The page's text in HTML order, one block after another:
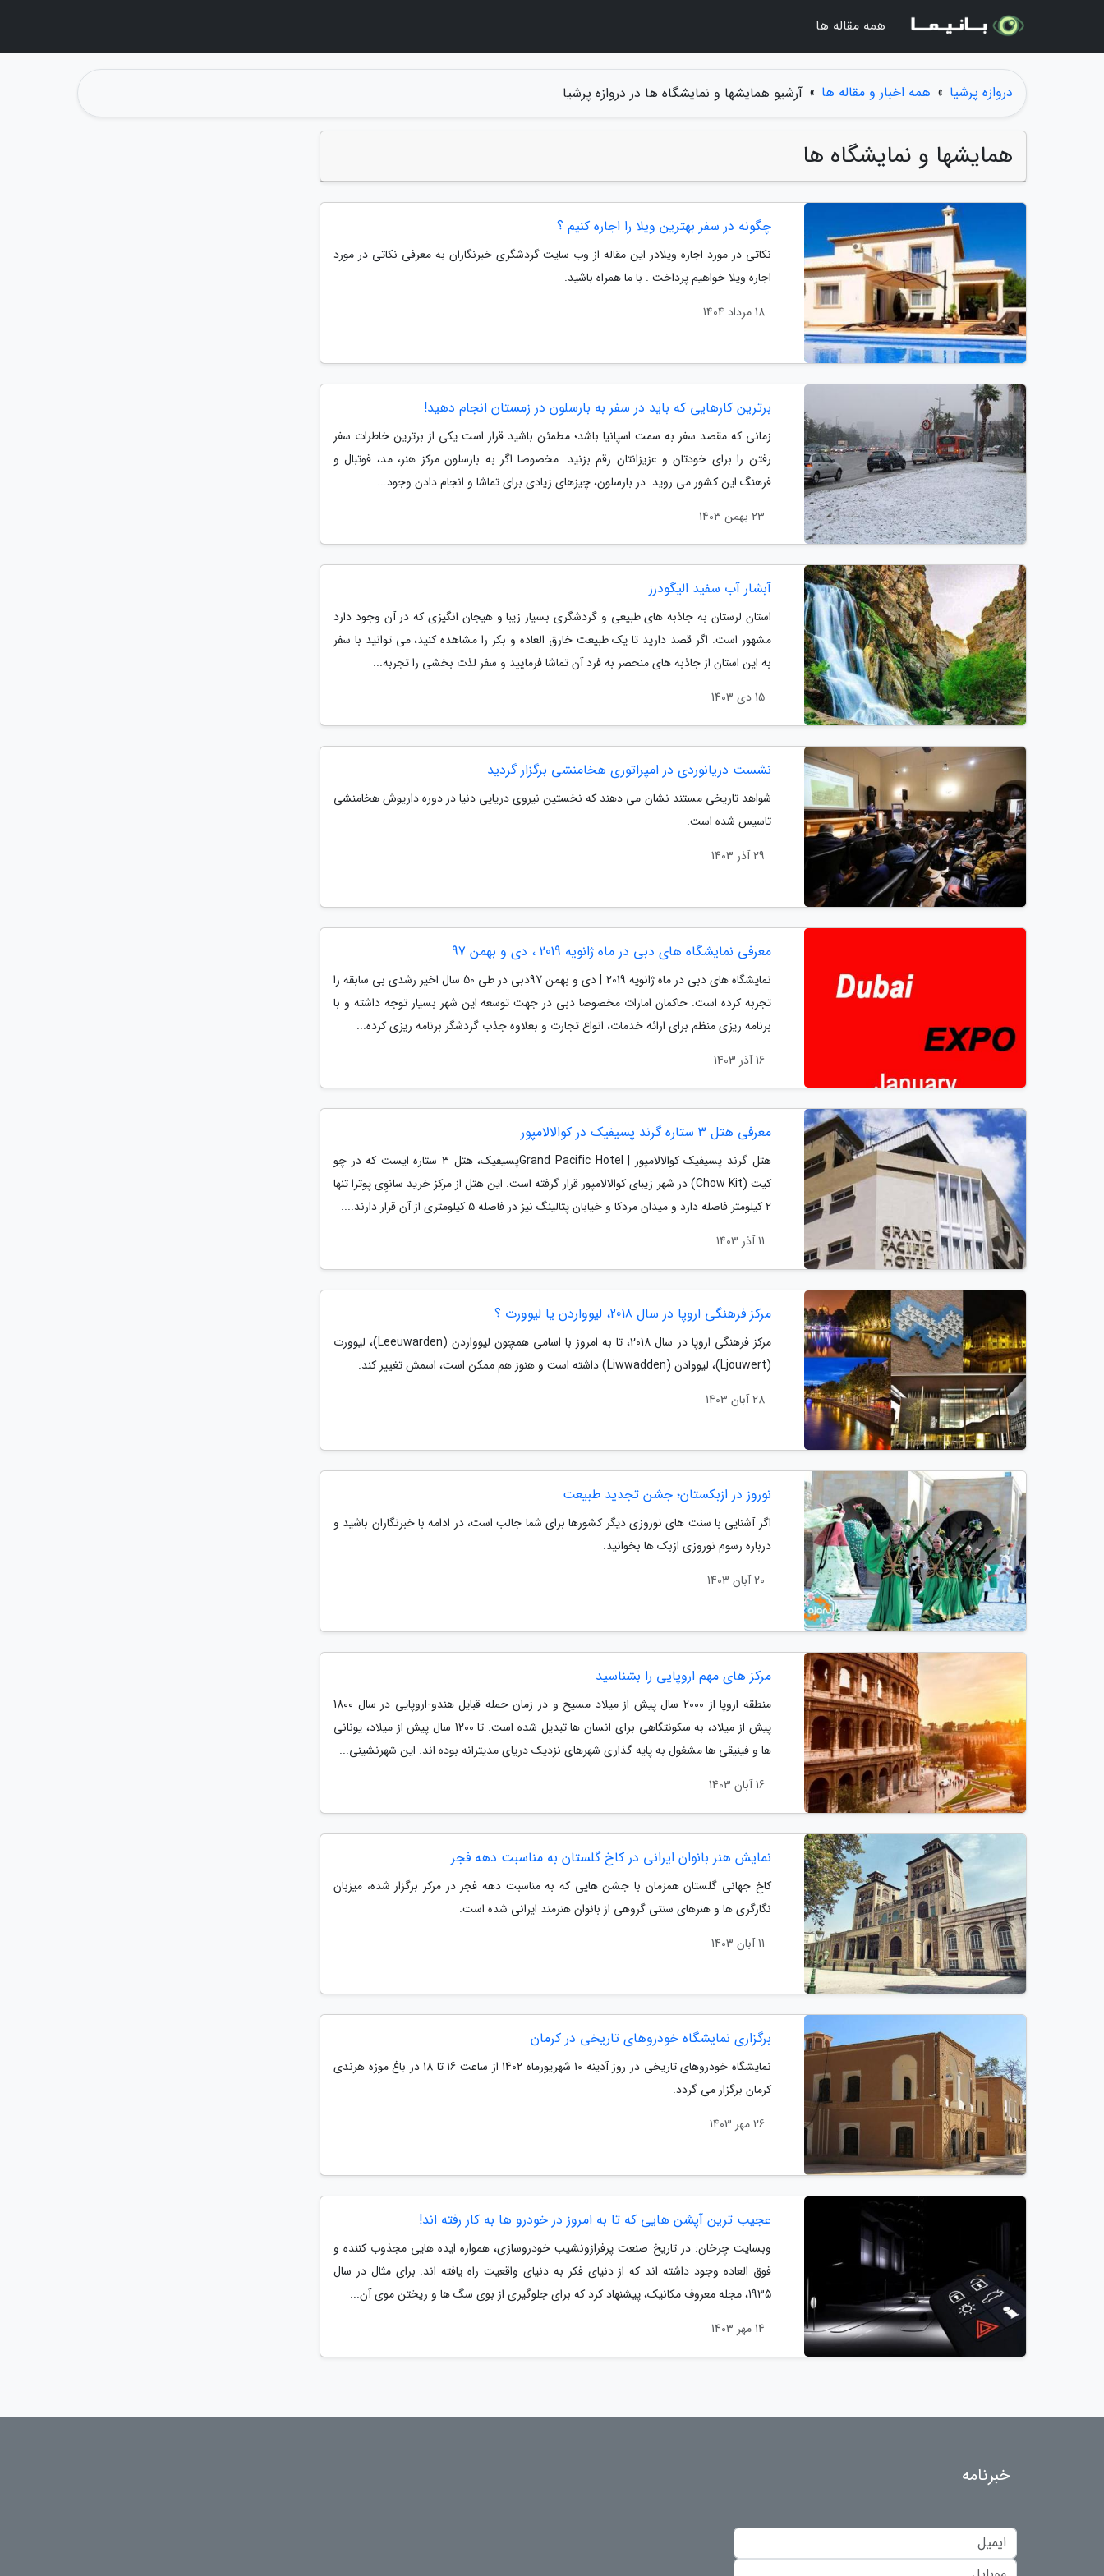
دروازه پرشیا » همه اخبار و مقاله ها » آرشیو همایشها و نمایشگاه ها در دروازه پرشیا
همایشها و نمایشگاه ها
چگونه در سفر بهترین ویلا را اجاره کنیم ؟
نکاتی در مورد اجاره ویلادر این مقاله از وب سایت گردشگری خبرنگاران به معرفی نکاتی در مورد
اجاره ویلا خواهیم پرداخت . با ما همراه باشید.
18 مرداد 1404
برترین کارهایی که باید در سفر به بارسلون در زمستان انجام دهید!
زمانی که مقصد سفر به سمت اسپانیا باشد؛ مطمئن باشید قرار است یکی از برترین خاطرات سفر
رفتن را برای خودتان و عزیزانتان رقم بزنید. مخصوصا اگر به بارسلون مرکز هنر، مد، فوتبال و
فرهنگ این کشور می روید. در بارسلون، چیزهای زیادی برای تماشا و انجام دادن وجود...
23 بهمن 1403
آبشار آب سفید الیگودرز
استان لرستان به جاذبه های طبیعی و گردشگری بسیار زیبا و هیجان انگیزی که در آن وجود دارد
مشهور است. اگر قصد دارید تا یک طبیعت خارق العاده و بکر را مشاهده کنید، می توانید با سفر
به این استان از جاذبه های منحصر به فرد آن تماشا فرمایید و سفر لذت بخشی را تجربه...
15 دی 1403
نشست دریانوردی در امپراتوری هخامنشی برگزار گردید
شواهد تاریخی مستند نشان می دهند که نخستین نیروی دریایی دنیا در دوره داریوش هخامنشی
تاسیس شده است.
29 آذر 1403
معرفی نمایشگاه های دبی در ماه ژانویه 2019 ، دی و بهمن 97
نمایشگاه های دبی در ماه ژانویه 2019 | دی و بهمن 97دبی در طی 50 سال اخیر رشدی بی سابقه را
تجربه کرده است. حاکمان امارات مخصوصا دبی در جهت توسعه این شهر بسیار توجه داشته و با
برنامه ریزی منظم برای ارائه خدمات، انواع تجارت و بعلاوه جذب گردشگر برنامه ریزی کرده...
16 آذر 1403
معرفی هتل 3 ستاره گرند پسیفیک در کوالالامپور
هتل گرند پسیفیک کوالالامپور | Grand Pacific Hotelپسیفیک، هتل 3 ستاره ایست که در چو
کیت (Chow Kit) در شهر زیبای کوالالامپور قرار گرفته است. این هتل از مرکز خرید سانوِی پوترا تنها
2 کیلومتر فاصله دارد و میدان مردکا و خیابان پتالینگ نیز در فاصله 5 کیلومتری از آن قرار دارند....
11 آذر 1403
مرکز فرهنگی اروپا در سال 2018، لیوواردن یا لیوورت ؟
مرکز فرهنگی اروپا در سال 2018، تا به امروز با اسامی همچون لیوواردن (Leeuwarden)، لیوورت
(Ljouwert)، لیووادن (Liwwadden) داشته است و هنوز هم ممکن است، اسمش تغییر کند.
28 آبان 1403
نوروز در ازبکستان؛ جشن تجدید طبیعت
اگر آشنایی با سنت های نوروزی دیگر کشورها برای شما جالب است، در ادامه با خبرنگاران باشید و
درباره رسوم نوروزی ازبک ها بخوانید.
20 آبان 1403
مرکز های مهم اروپایی را بشناسید
منطقه اروپا از 2000 سال پیش از میلاد مسیح و در زمان حمله قبایل هندو-اروپایی در سال 1800
پیش از میلاد، به سکونتگاهی برای انسان ها تبدیل شده است. تا 1200 سال پیش از میلاد، یونانی
ها و فینیقی ها مشغول به پایه گذاری شهرهای نزدیک دریای مدیترانه بوده اند. این شهرنشینی...
16 آبان 1403
نمایش هنر بانوان ایرانی در کاخ گلستان به مناسبت دهه فجر
کاخ جهانی گلستان همزمان با جشن هایی که به مناسبت دهه فجر در مرکز برگزار شده، میزبان
نگارگری ها و هنرهای سنتی گروهی از بانوان هنرمند ایرانی شده است.
11 آبان 1403
برگزاری نمایشگاه خودروهای تاریخی در کرمان
نمایشگاه خودروهای تاریخی در روز آدینه 10 شهریورماه 1402 از ساعت 16 تا 18 در باغ موزه هرندی
کرمان برگزار می گردد.
26 مهر 1403
عجیب ترین آپشن هایی که تا به امروز در خودرو ها به کار رفته اند!
وبسایت چرخان: در تاریخ صنعت پرفرازونشیب خودروسازی، همواره ایده هایی مجذوب کننده و
فوق العاده وجود داشته اند که از دنیای فکر به دنیای واقعیت راه یافته اند. برای مثال در سال
1935، مجله معروف مکانیک، پیشنهاد کرد که برای جلوگیری از بوی سگ ها و ریختن موی آن...
14 مهر 1403
همه مقاله ها
خبرنامه